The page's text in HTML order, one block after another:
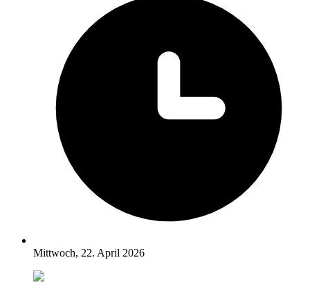
Mittwoch, 22. April 2026